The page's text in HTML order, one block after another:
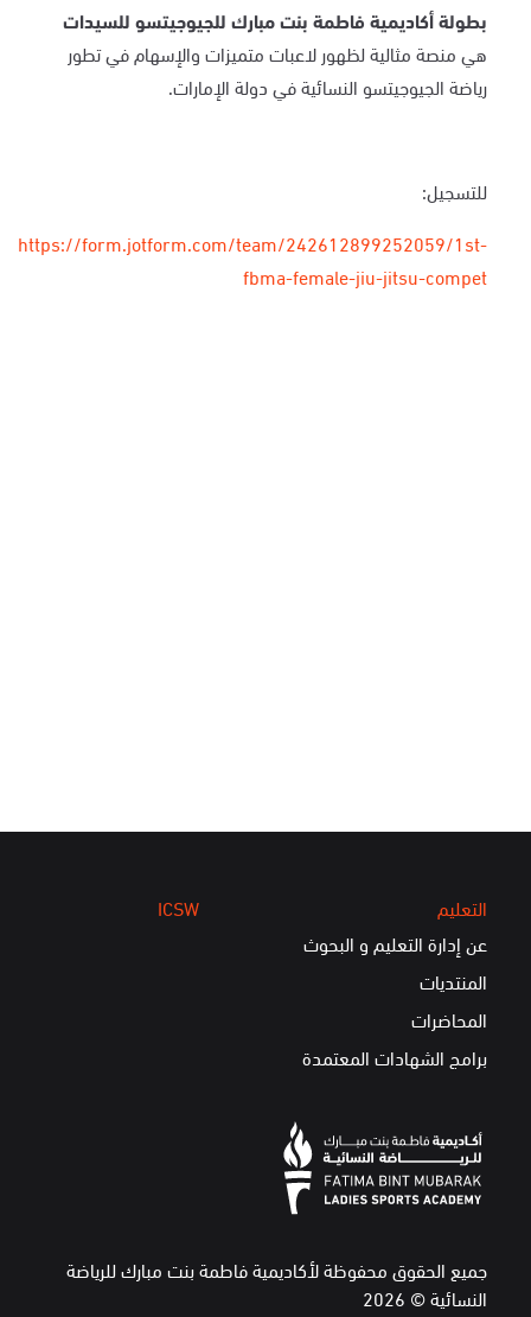
بطولة أكاديمية فاطمة بنت مبارك للجيوجيتسو للسيدات
هي منصة مثالية لظهور لاعبات متميزات والإسهام في تطور
رياضة الجيوجيتسو النسائية في دولة الإمارات.
للتسجيل:
https://form.jotform.com/team/242612899252059/1st-
fbma-female-jiu-jitsu-compet
التعليم
عن إدارة التعليم و البحوث
المنتديات
المحاضرات
برامج الشهادات المعتمدة
ICSW
جميع الحقوق محفوظة لأكاديمية فاطمة بنت مبارك للرياضة
النسائية © 2026